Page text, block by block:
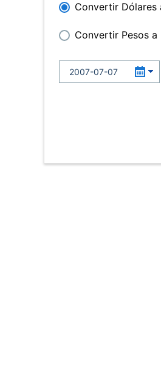
Convertir Dólares
Convertir Pesos a